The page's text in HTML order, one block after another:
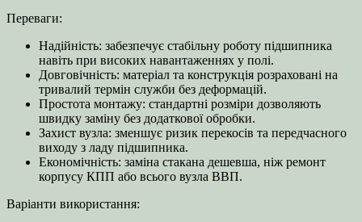
Переваги:
Надійність: забезпечує стабільну роботу підшипника
навіть при високих навантаженнях у полі.
Довговічність: матеріал та конструкція розраховані на
тривалий термін служби без деформацій.
Простота монтажу: стандартні розміри дозволяють
швидку заміну без додаткової обробки.
Захист вузла: зменшує ризик перекосів та передчасного
виходу з ладу підшипника.
Економічність: заміна стакана дешевша, ніж ремонт
корпусу КПП або всього вузла ВВП.
Варіанти використання: